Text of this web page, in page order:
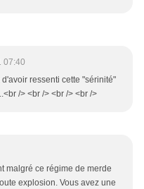
07:40
ressenti cette "sérinité"
/> <br /> <br /> <br />
malgré ce régime de merde
explosion. Vous avez une